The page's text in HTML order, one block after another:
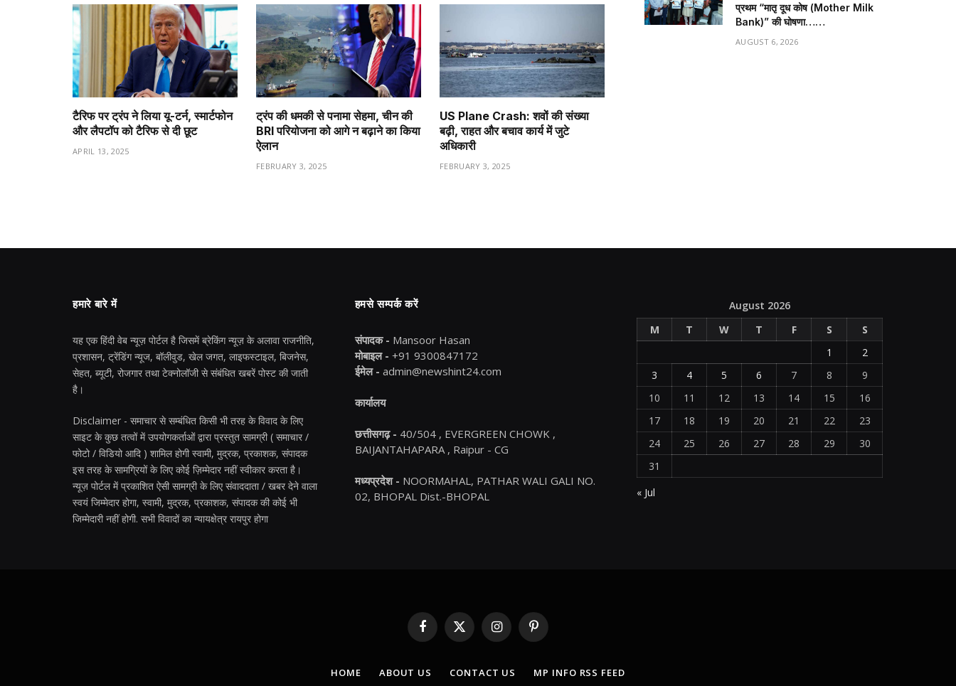
टैरिफ पर ट्रंप ने लिया यू-टर्न, स्मार्टफोन
और लैपटॉप को टैरिफ से दी छूट
APRIL 13, 2025
ट्रंप की धमकी से पनामा सेहमा, चीन की
BRI परियोजना को आगे न बढ़ाने का किया
ऐलान
FEBRUARY 3, 2025
US Plane Crash: शवों की संख्या
बढ़ी, राहत और बचाव कार्य में जुटे
अधिकारी
FEBRUARY 3, 2025
प्रथम “मातृ दूध कोष (Mother Milk
Bank)” की घोषणा……
AUGUST 6, 2026
हमारे बारे में
यह एक हिंदी वेब न्यूज़ पोर्टल है जिसमें ब्रेकिंग न्यूज़ के अलावा राजनीति,
प्रशासन, ट्रेंडिंग न्यूज, बॉलीवुड, खेल जगत, लाइफस्टाइल, बिजनेस,
सेहत, ब्यूटी, रोजगार तथा टेक्नोलॉजी से संबंधित खबरें पोस्ट की जाती
है।
Disclaimer - समाचार से सम्बंधित किसी भी तरह के विवाद के लिए
साइट के कुछ तत्वों में उपयोगकर्ताओं द्वारा प्रस्तुत सामग्री ( समाचार /
फोटो / विडियो आदि ) शामिल होगी स्वामी, मुद्रक, प्रकाशक, संपादक
इस तरह के सामग्रियों के लिए कोई ज़िम्मेदार नहीं स्वीकार करता है।
न्यूज़ पोर्टल में प्रकाशित ऐसी सामग्री के लिए संवाददाता / खबर देने वाला
स्वयं जिम्मेदार होगा, स्वामी, मुद्रक, प्रकाशक, संपादक की कोई भी
जिम्मेदारी नहीं होगी. सभी विवादों का न्यायक्षेत्र रायपुर होगा
हमसे सम्पर्क करें
संपादक - Mansoor Hasan
मोबाइल - +91 9300847172
ईमेल - admin@newshint24.com
कार्यालय
छत्तीसगढ़ - 40/504 , EVERGREEN CHOWK ,
BAIJANTAHAPARA , Raipur - CG
मध्यप्रदेश - NOORMAHAL, PATHAR WALI GALI NO.
02, BHOPAL Dist.-BHOPAL
August 2026
M
T W T F S
S
1
2
3
4 5 6 7 8
9
10
11 12 13 14 15
16
17
18 19 20 21 22
23
24
25 26 27 28 29
30
31
« Jul
Facebook
X
(Twitter)
InstagramPinterest
HOME ABOUT US CONTACT US MP INFO RSS FEED